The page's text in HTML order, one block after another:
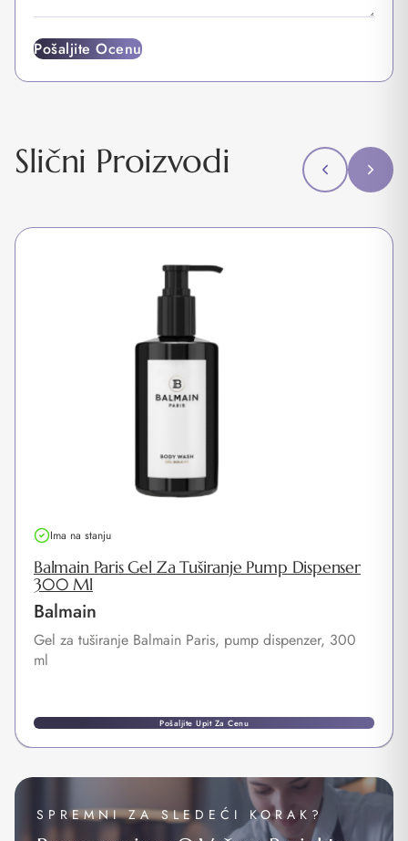
Pošaljite Ocenu
Slični Proizvodi
Ima na stanju
Balmain Paris Gel Za Tuširanje Pump Dispenser
300 Ml
Balmain
Gel za tuširanje Balmain Paris, pump dispenzer, 300
ml
Pošaljite Upit Za Cenu
SPREMNI ZA SLEDEĆI KORAK?